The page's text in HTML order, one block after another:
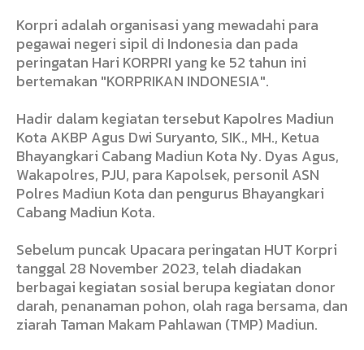
Korpri adalah organisasi yang mewadahi para
pegawai negeri sipil di Indonesia dan pada
peringatan Hari KORPRI yang ke 52 tahun ini
bertemakan "KORPRIKAN INDONESIA".
Hadir dalam kegiatan tersebut Kapolres Madiun
Kota AKBP Agus Dwi Suryanto, SIK., MH., Ketua
Bhayangkari Cabang Madiun Kota Ny. Dyas Agus,
Wakapolres, PJU, para Kapolsek, personil ASN
Polres Madiun Kota dan pengurus Bhayangkari
Cabang Madiun Kota.
Sebelum puncak Upacara peringatan HUT Korpri
tanggal 28 November 2023, telah diadakan
berbagai kegiatan sosial berupa kegiatan donor
darah, penanaman pohon, olah raga bersama, dan
ziarah Taman Makam Pahlawan (TMP) Madiun.